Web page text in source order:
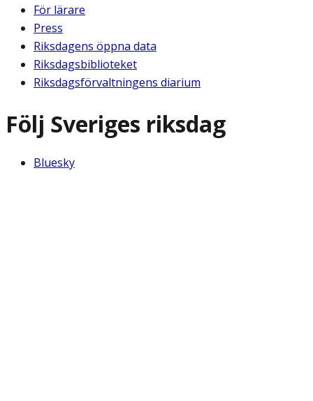
För lärare
Press
Riksdagens öppna data
Riksdagsbiblioteket
Riksdagsförvaltningens diarium
Följ Sveriges riksdag
Bluesky